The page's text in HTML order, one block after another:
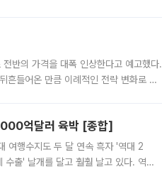
반의 가격을 대폭 인상한다고 예고했다.
흔들어온 만큼 이례적인 전략 변화로 평
억달러 육박 [종합]
행수지도 두 달 연속 흑자 '역대 2
출' 날개를 달고 훨훨 날고 있다. 역대